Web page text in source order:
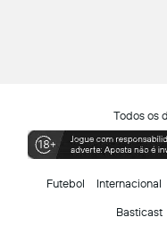
Todos os
Futebol Internacional
Basticast